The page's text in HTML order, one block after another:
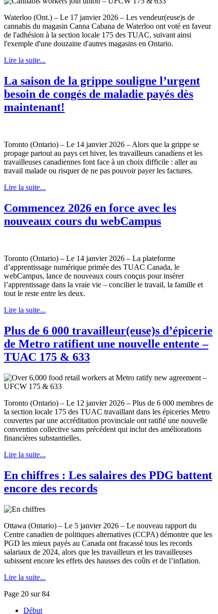
Waterloo (Ont.) – Le 17 janvier 2026 – Les vendeur(euse)s de
cannabis du magasin Canna Cabana de Waterloo ont voté en faveur
de l'adhésion à la section locale 175 des TUAC, suivant ainsi
l'exemple d'une douzaine d'autres magasins en Ontario.
Lire la suite...
La saison de la grippe souligne l’urgent
besoin de congés de maladie payés dès
maintenant!
Toronto (Ontario) – Le 14 janvier 2026 – Alors que la grippe se
propage partout au pays cet hiver, les travailleurs canadiens et les
travailleuses canadiennes font face à un choix difficile : aller au
travail malade ou risquer de ne pas pouvoir payer les factures.
Lire la suite...
Commencez 2026 en force avec les
nouveaux cours du webCampus
Toronto (Ontario) – Le 14 janvier 2026 – La plateforme
d’apprentissage numérique primée des TUAC Canada, le
webCampus, lance de nouveaux cours conçus pour insérer
l’apprentissage dans la vraie vie – concilier le travail, la famille et
tout le reste entre les deux.
Lire la suite...
Plus de 6 000 travailleur(euse)s d’épicerie
de Metro ratifient une nouvelle entente –
TUAC 175 & 633
Toronto (Ontario) – Le 12 janvier 2026 – Plus de 6 000 membres de
la section locale 175 des TUAC travaillant dans les épiceries Metro
couvertes par une accréditation provinciale ont ratifié une nouvelle
convention collective sans précédent qui inclut des améliorations
financières substantielles.
Lire la suite...
En chiffres : Les salaires des PDG battent
encore des records
Ottawa (Ontario) – Le 5 janvier 2026 – Le nouveau rapport du
Centre canadien de politiques alternatives (CCPA) démontre que les
PGD les mieux payés au Canada ont fracassé tous les records
salariaux de 2024, alors que les travailleurs et les travailleuses
subissent encore les effets des hausses des coûts et de l’inflation.
Lire la suite...
Page 20 sur 84
Début